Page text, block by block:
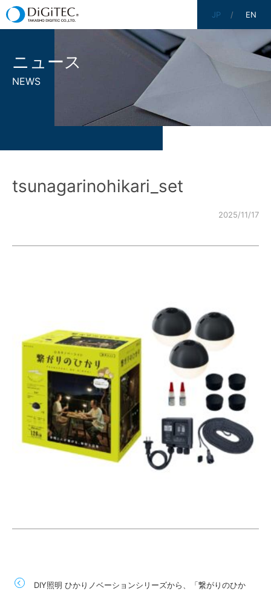
JP EN
ニュース
NEWS
tsunagarinohikari_set
2025/11/17
DIY照明 ひかりノベーションシリーズから、「繋がりのひか